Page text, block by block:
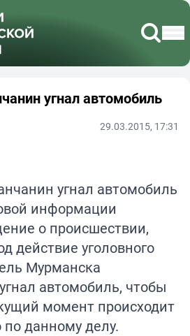
угнал автомобиль
29.03.2015, 17:31
информации
о происшествии,
действие уголовного
Мурманска
автомобиль, чтобы
момент происходит
по данному делу.